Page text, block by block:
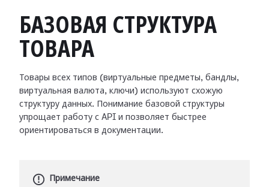
БАЗОВАЯ СТРУКТУРА
ТОВАРА
Товары всех типов (виртуальные предметы, бандлы,
виртуальная валюта, ключи) используют схожую
структуру данных. Понимание базовой структуры
упрощает работу с API и позволяет быстрее
ориентироваться в документации.
Примечание